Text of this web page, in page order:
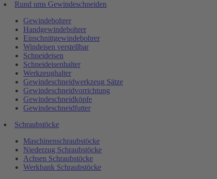
Rund ums Gewindeschneiden
Gewindebohrer
Handgewindebohrer
Einschnittgewindebohrer
Windeisen verstellbar
Schneideisen
Schneideisenhalter
Werkzeughalter
Gewindeschneidwerkzeug Sätze
Gewindeschneidvorrichtung
Gewindeschneidköpfe
Gewindeschneidfutter
Schraubstöcke
Maschinenschraubstöcke
Niederzug Schraubstöcke
Achsen Schraubstöcke
Werkbank Schraubstöcke